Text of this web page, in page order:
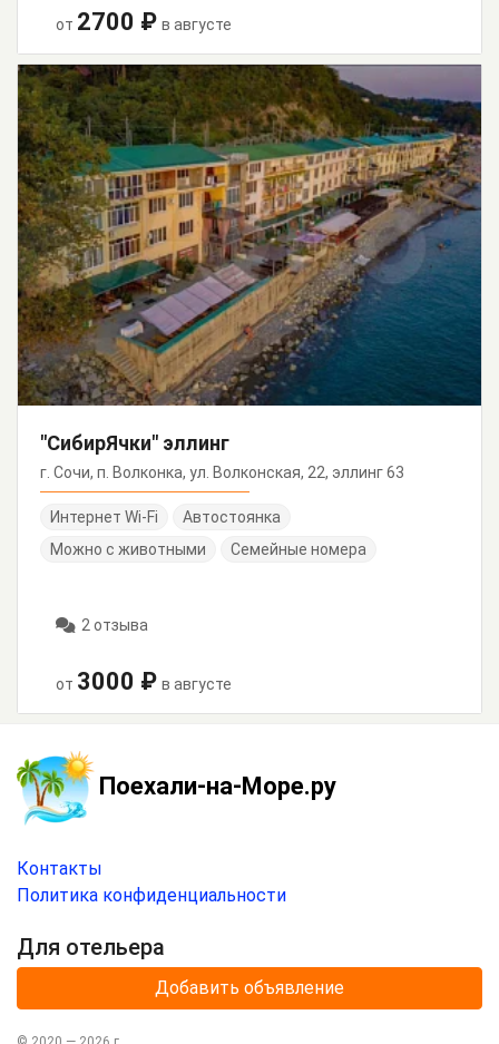
от 2700 ₽ в августе
"СибирЯчки" эллинг
г. Сочи, п. Волконка, ул. Волконская, 22, эллинг 63
Интернет Wi-Fi
Автостоянка
Можно с животными
Семейные номера
2 отзыва
от 3000 ₽ в августе
Поехали-на-Море.ру
Контакты
Политика конфиденциальности
Для отельера
Добавить объявление